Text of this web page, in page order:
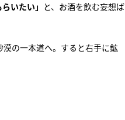
いたい」 と、お酒を飲む妄想ば
の一本道へ。すると右手に鉱